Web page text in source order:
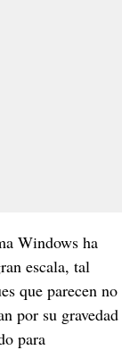
Windows ha
escala, tal
que parecen no
por su gravedad
para